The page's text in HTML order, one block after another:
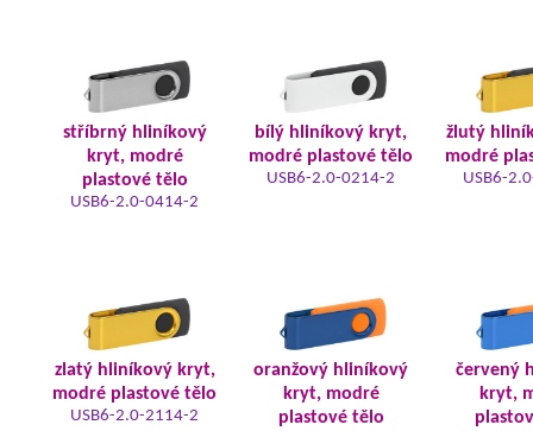
stříbrný hliníkový
kryt, modré
plastové tělo
USB6-2.0-0414-2
bílý hliníkový kryt,
modré plastové tělo
USB6-2.0-0214-2
žlutý
modré
USB6-
zlatý hliníkový kryt,
modré plastové tělo
USB6-2.0-2114-2
oranžový hliníkový
kryt, modré
plastové tělo
červený
kryt,